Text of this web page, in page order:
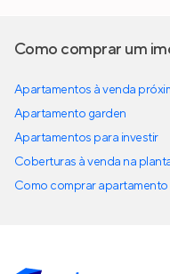
Como comprar um
Apartamentos à venda
Apartamento garden
Apartamentos para investir
Coberturas à venda na
Como comprar apartamento